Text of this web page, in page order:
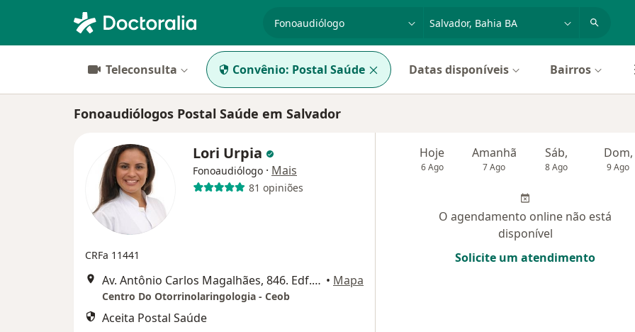
especialidade, doença ou nome
Teleconsulta Convênio: Postal Saúde Datas disponíveis Bairros
Fonoaudiólogos Postal Saúde em Salvador
Lori Urpia
Fonoaudiólogo · Mais
81 opiniões
CRFa 11441
Av. Antônio Carlos Magalhães, 846. Edf. Max Center, sala 302., Salvador • Mapa
Centro Do Otorrinolaringologia - Ceob
Aceita Postal Saúde
Hoje
6 Ago
Amanhã
7 Ago
Sáb,
8 Ago
Dom,
9 Ago
O agendamento online não está
disponível
Solicite um atendimento